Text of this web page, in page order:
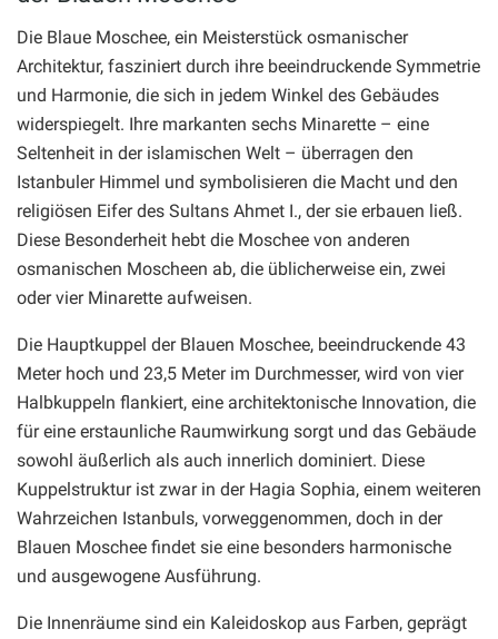
Die Blaue Moschee, ein Meisterstück osmanischer
Architektur, fasziniert durch ihre beeindruckende Symmetrie
und Harmonie, die sich in jedem Winkel des Gebäudes
widerspiegelt. Ihre markanten sechs Minarette – eine
Seltenheit in der islamischen Welt – überragen den
Istanbuler Himmel und symbolisieren die Macht und den
religiösen Eifer des Sultans Ahmet I., der sie erbauen ließ.
Diese Besonderheit hebt die Moschee von anderen
osmanischen Moscheen ab, die üblicherweise ein, zwei
oder vier Minarette aufweisen.
Die Hauptkuppel der Blauen Moschee, beeindruckende 43
Meter hoch und 23,5 Meter im Durchmesser, wird von vier
Halbkuppeln flankiert, eine architektonische Innovation, die
für eine erstaunliche Raumwirkung sorgt und das Gebäude
sowohl äußerlich als auch innerlich dominiert. Diese
Kuppelstruktur ist zwar in der Hagia Sophia, einem weiteren
Wahrzeichen Istanbuls, vorweggenommen, doch in der
Blauen Moschee findet sie eine besonders harmonische
und ausgewogene Ausführung.
Die Innenräume sind ein Kaleidoskop aus Farben, geprägt